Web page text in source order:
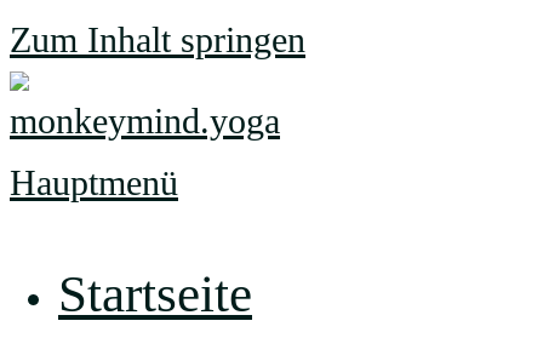
Zum Inhalt springen
Hauptmenü
Startseite